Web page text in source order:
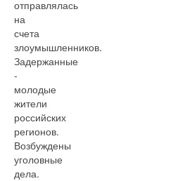
отправлялась
на
счета
злоумышленников.
Задержанные
-
молодые
жители
российских
регионов.
Возбуждены
уголовные
дела.